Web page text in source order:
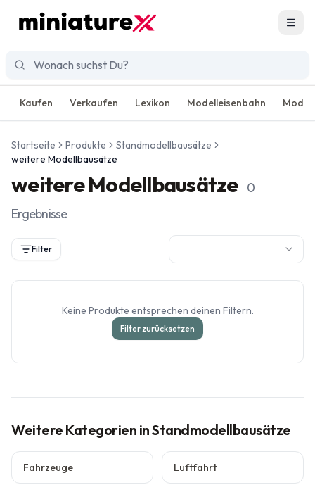
Menü
Kaufen Verkaufen Lexikon Modelleisenbahn
Startseite Produkte
Standmodellbausätze
weitere Modellbausätze
weitere Modellbausätze 0
Ergebnisse
Filter
Keine Produkte entsprechen deinen Filtern.
Filter zurücksetzen
Weitere Kategorien in Standmodellbausätze
Fahrzeuge Luftfahrt